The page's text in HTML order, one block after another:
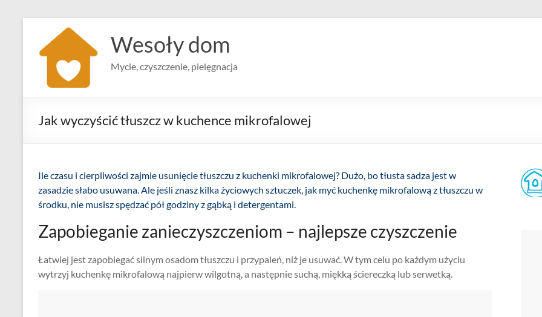
content
Wesoły dom
Mycie, czyszczenie, pielęgnacja
Jak wyczyścić tłuszcz w kuchence mikrofalowej
Ile czasu i cierpliwości zajmie usunięcie tłuszczu z kuchenki mikrofalowej? Dużo, bo tłusta sadza jest w
zasadzie słabo usuwana. Ale jeśli znasz kilka życiowych sztuczek, jak myć kuchenkę mikrofalową z tłuszczu w
środku, nie musisz spędzać pół godziny z gąbką i detergentami.
Zapobieganie zanieczyszczeniom – najlepsze czyszczenie
Łatwiej jest zapobiegać silnym osadom tłuszczu i przypaleń, niż je usuwać. W tym celu po każdym użyciu
wytrzyj kuchenkę mikrofalową najpierw wilgotną, a następnie suchą, miękką ściereczką lub serwetką.